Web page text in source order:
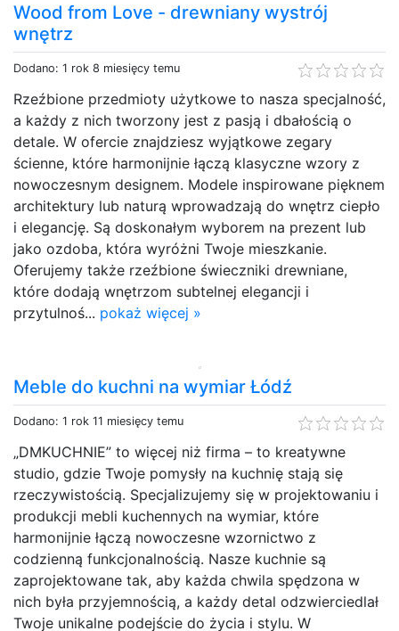
Wood from Love - drewniany wystrój
wnętrz
Dodano: 1 rok 8 miesięcy temu
Rzeźbione przedmioty użytkowe to nasza specjalność,
a każdy z nich tworzony jest z pasją i dbałością o
detale. W ofercie znajdziesz wyjątkowe zegary
ścienne, które harmonijnie łączą klasyczne wzory z
nowoczesnym designem. Modele inspirowane pięknem
architektury lub naturą wprowadzają do wnętrz ciepło
i elegancję. Są doskonałym wyborem na prezent lub
jako ozdoba, która wyróżni Twoje mieszkanie.
Oferujemy także rzeźbione świeczniki drewniane,
które dodają wnętrzom subtelnej elegancji i
przytulnoś... pokaż więcej »
Meble do kuchni na wymiar Łódź
Dodano: 1 rok 11 miesięcy temu
„DMKUCHNIE” to więcej niż firma – to kreatywne
studio, gdzie Twoje pomysły na kuchnię stają się
rzeczywistością. Specjalizujemy się w projektowaniu i
produkcji mebli kuchennych na wymiar, które
harmonijnie łączą nowoczesne wzornictwo z
codzienną funkcjonalnością. Nasze kuchnie są
zaprojektowane tak, aby każda chwila spędzona w
nich była przyjemnością, a każdy detal odzwierciedlał
Twoje unikalne podejście do życia i stylu. W